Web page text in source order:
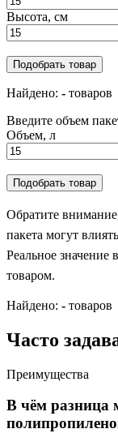
Высота, см
Подобрать товар
Найдено: - товаров
Введите объем
Объем, л
Подобрать товар
Обратите
пакета могут
Реальное значение
товаром.
Найдено: - товаров
Часто
Преимущества
В чём